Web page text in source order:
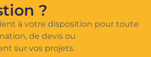
?
à votre disposition pour toute
de devis ou
sur vos projets.